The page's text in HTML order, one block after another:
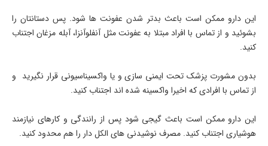
این دارو ممکن است باعث بدتر شدن عفونت ها شود. پس دستانتان را
بشوئید و از تماس با افراد مبتلا به عفونت مثل آنفلوآنزا، آبله مزغان اجتناب
کنید.
بدون مشورت پزشک تحت ایمنی سازی و یا واکسیناسیونی قرار نگیرید و
از تماس با افرادی که اخیرا واکسینه شده اند اجتناب کنید.
این دارو ممکن است باعث گیجی شود پس از رانندگی و کارهای نیازمند
هوشیاری اجتناب کنید. مصرف نوشیدنی های الکل دار را هم محدود کنید.